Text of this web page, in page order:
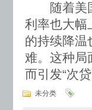
随着美国
利率也大幅
的持续降温
难。这种局
而引发“次贷
未分类